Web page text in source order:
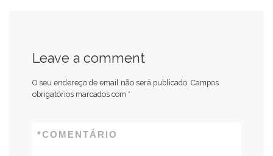
Leave a comment
O seu endereço de email não será publicado. Campos
obrigatórios marcados com *
COMENTÁRIO
*